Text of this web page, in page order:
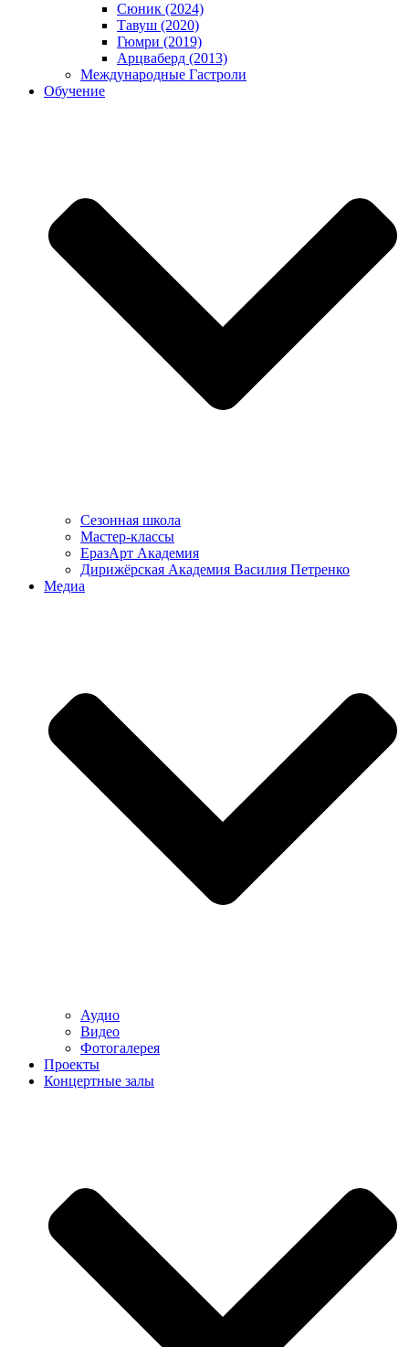
Сюник (2024)
Тавуш (2020)
Гюмри (2019)
Арцваберд (2013)
Международные Гастроли
Обучение
Сезонная школа
Мастер-классы
ЕразАрт Академия
Дирижёрская Академия Василия Петренко
Медиа
Аудио
Видео
Фотогалерея
Проекты
Концертные залы